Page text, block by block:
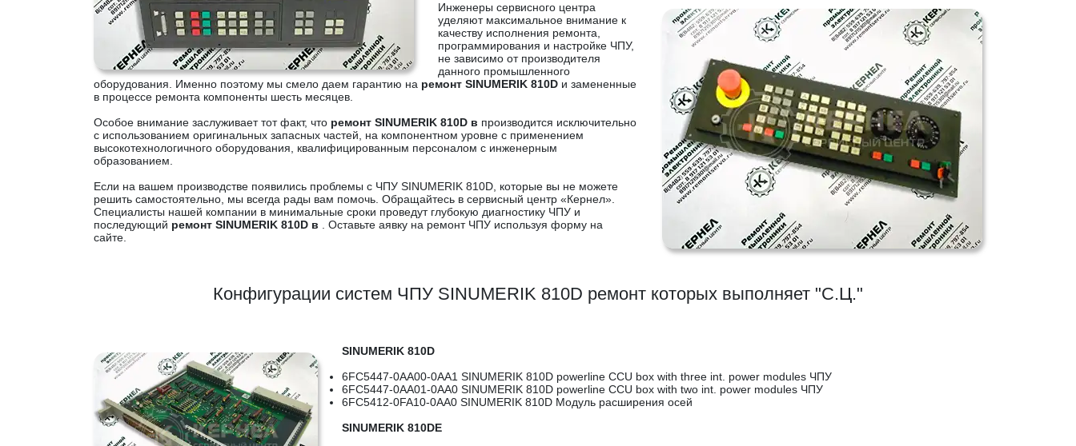
Инженеры сервисного центра
уделяют максимальное внимание к
качеству исполнения ремонта,
программирования и настройке ЧПУ,
не зависимо от производителя
данного промышленного
оборудования. Именно поэтому мы смело даем гарантию на ремонт SINUMERIK 810D и замененные
в процессе ремонта компоненты шесть месяцев.
Особое внимание заслуживает тот факт, что ремонт SINUMERIK 810D в производится исключительно
с использованием оригинальных запасных частей, на компонентном уровне с применением
высокотехнологичного оборудования, квалифицированным персоналом с инженерным
образованием.
Если на вашем производстве появились проблемы с ЧПУ SINUMERIK 810D, которые вы не можете
решить самостоятельно, мы всегда рады вам помочь. Обращайтесь в сервисный центр «Кернел».
Специалисты нашей компании в минимальные сроки проведут глубокую диагностику ЧПУ и
последующий ремонт SINUMERIK 810D в
. Оставьте аявку на ремонт ЧПУ используя форму на
сайте.
Конфигурации систем ЧПУ SINUMERIK 810D ремонт которых выполняет "С.Ц."
SINUMERIK 810D
6FC5447-0AA00-0AA1 SINUMERIK 810D powerline CCU box with three int. power modules ЧПУ
6FC5447-0AA01-0AA0 SINUMERIK 810D powerline CCU box with two int. power modules ЧПУ
6FC5412-0FA10-0AA0 SINUMERIK 810D Модуль расширения осей
SINUMERIK 810DE